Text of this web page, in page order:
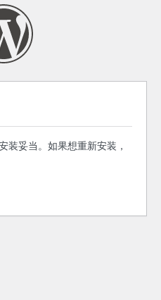
装妥当。如果想重新安装，